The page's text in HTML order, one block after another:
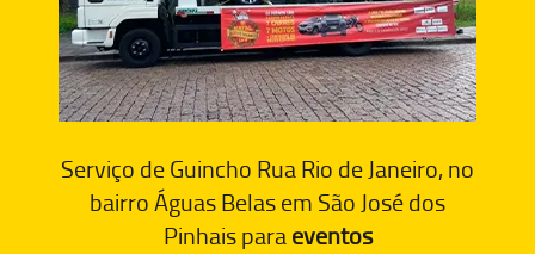
Serviço de Guincho Rua Rio de Janeiro, no
bairro Águas Belas em São José dos
Pinhais paraeventos